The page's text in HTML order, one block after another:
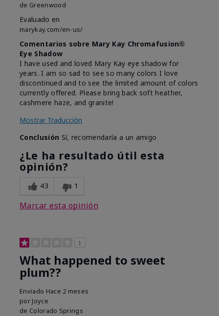
de Greenwood
Evaluado en
marykay.com/en-us/
Comentarios sobre Mary Kay Chromafusion®
Eye Shadow
I have used and loved Mary Kay eye shadow for
years. I am so sad to see so many colors I love
discontinued and to see the limited amount of colors
currently offered. Please bring back soft heather,
cashmere haze, and granite!
Mostrar Traducción
Conclusión Sí, recomendaría a un amigo
¿Le ha resultado útil esta
opinión?
43 1
Marcar esta opinión
1
What happened to sweet
plum??
Enviado Hace 2 meses
por Joyce
de Colorado Springs